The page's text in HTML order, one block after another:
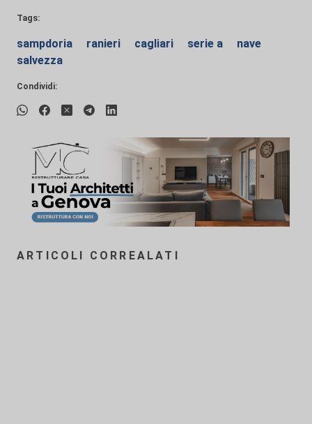
Tags:
sampdoria ranieri cagliari serie a
nave
salvezza
Condividi:
ARTICOLI CORREALATI